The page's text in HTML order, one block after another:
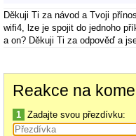
Děkuji Ti za návod a Tvoji
wifi4, lze je spojit do jednoho
a on? Děkuji Ti za odpověď a
Reakce na
1 Zadajte svou přezdívku: